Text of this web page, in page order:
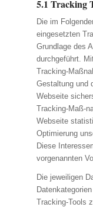
5.1 Tracking
Die im
eingesetzten
Grundlage des
durchgeführt.
Tracking-
Gestaltung und
Webseite
Tracking-Maß-
Webseite
Optimierung
Diese
vorgenannten
Die jeweiligen
Tracking-Tools